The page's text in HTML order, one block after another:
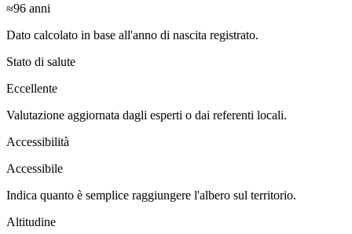
≈96 anni
Dato calcolato in base all'anno di nascita registrato.
Stato di salute
Eccellente
Valutazione aggiornata dagli esperti o dai referenti locali.
Accessibilità
Accessibile
Indica quanto è semplice raggiungere l'albero sul territorio.
Altitudine